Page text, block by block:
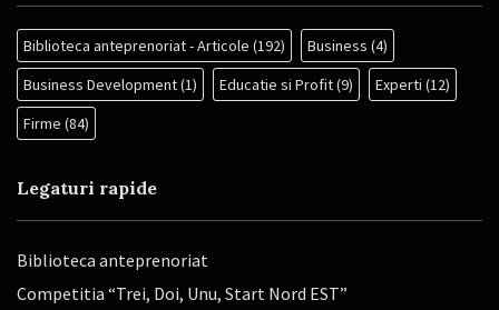
Biblioteca anteprenoriat - Articole (192) Business (4)
Business Development(1) Educatie si Profit(9) Experti (12)
Firme (84)
Legaturi rapide
Biblioteca anteprenoriat
Competitia “Trei, Doi, Unu, Start Nord EST”